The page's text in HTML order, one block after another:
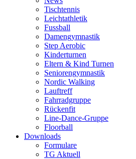
Tischtennis
Leichtathletik
Fussball
Damengymnastik
Step Aerobic
Kinderturnen
Eltern & Kind Turnen
Seniorengymnastik
Nordic Walking
Lauftreff
Fahrradgruppe
Rückenfit
Line-Dance-Gruppe
Floorball
Downloads
Formulare
TG Aktuell